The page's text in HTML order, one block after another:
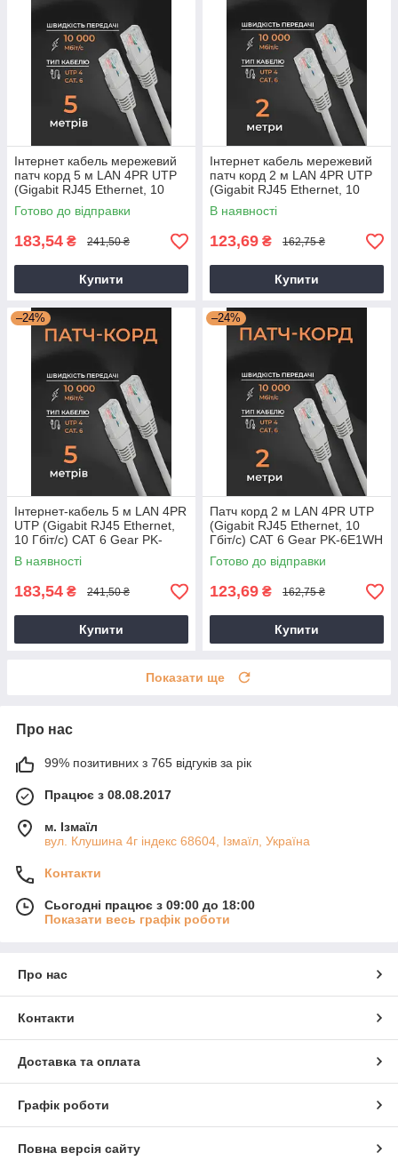
Інтернет кабель мережевий
патч корд 5 м LAN 4PR UTP
(Gigabit RJ45 Ethernet, 10
Гбіт/с) CAT 6 Gear PK-6E1WH
Готово до відправки
183,54 ₴ 241,50 ₴
Купити
Інтернет кабель мережевий
патч корд 2 м LAN 4PR UTP
(Gigabit RJ45 Ethernet, 10
Гбіт/с) CAT 6 Gear PK-6E1WH
В наявності
123,69 ₴ 162,75 ₴
Купити
–24%
Інтернет-кабель 5 м LAN 4PR
UTP (Gigabit RJ45 Ethernet,
10 Гбіт/с) CAT 6 Gear PK-
6E1WH
В наявності
183,54 ₴ 241,50 ₴
Купити
–24%
Патч корд 2 м LAN 4PR UTP
(Gigabit RJ45 Ethernet, 10
Гбіт/с) CAT 6 Gear PK-6E1WH
Готово до відправки
123,69 ₴ 162,75 ₴
Купити
Показати ще
Про нас
99% позитивних з 765 відгуків за рік
Працює з 08.08.2017
м. Ізмаїл
вул. Клушина 4г індекс 68604, Ізмаїл, Україна
Контакти
Сьогодні працює з 09:00 до 18:00
Показати весь графік роботи
Про нас
Контакти
Доставка та оплата
Графік роботи
Повна версія сайту